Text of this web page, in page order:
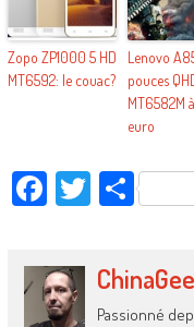
Zopo ZP1000 5 HD
MT6592: le couac?
Lenovo
pouces
MT6582M à
euro
Facebook
Twitter
Passionné